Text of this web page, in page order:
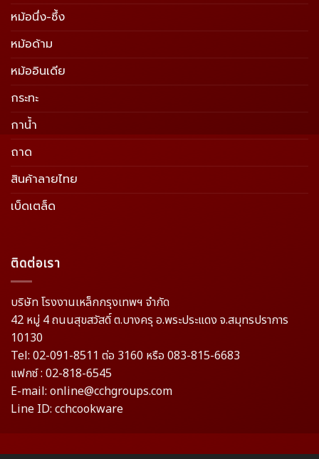
หม้อนึ่ง-ซึ้ง
หม้อด้าม
หม้ออินเดีย
กระทะ
กาน้ำ
ถาด
สินค้าลายไทย
เบ็ดเตล็ด
ติดต่อเรา
บริษัท โรงงานเหล็กกรุงเทพฯ จำกัด
42 หมู่ 4 ถนนสุขสวัสดิ์ ต.บางครุ อ.พระประแดง จ.สมุทรปราการ
10130
Tel: 02-091-8511 ต่อ 3160 หรือ 083-815-6683
แฟกซ์ : 02-818-6545
E-mail: online@cchgroups.com
Line ID: cchcookware